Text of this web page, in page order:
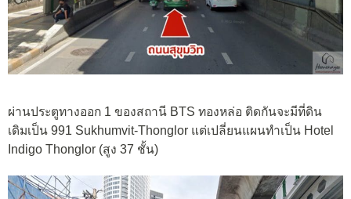
ผ่านประตูทางออก 1 ของสถานี BTS ทองหล่อ ติดกันจะมีที่ดิน
เดิมเป็น 991 Sukhumvit-Thonglor แต่เปลี่ยนแผนทำเป็น Hotel
Indigo Thonglor (สูง 37 ชั้น)